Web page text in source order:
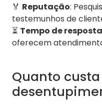
🏅 Reputação:
testemunhos de
⏳ Tempo de resposta
oferecem
Quanto